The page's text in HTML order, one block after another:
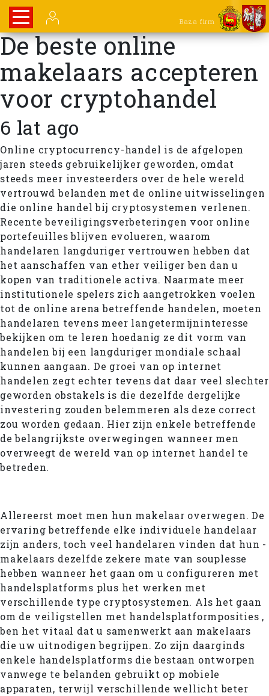
Baza firm
De beste online
makelaars accepteren
voor cryptohandel
6 lat ago
Online cryptocurrency-handel is de afgelopen
jaren steeds gebruikelijker geworden, omdat
steeds meer investeerders over de hele wereld
vertrouwd belanden met de online uitwisselingen
die online handel bij cryptosystemen verlenen.
Recente beveiligingsverbeteringen voor online
portefeuilles blijven evolueren, waarom
handelaren langduriger vertrouwen hebben dat
het aanschaffen van ether veiliger ben dan u
kopen van traditionele activa. Naarmate meer
institutionele spelers zich aangetrokken voelen
tot de online arena betreffende handelen, moeten
handelaren tevens meer langetermijninteresse
bekijken om te leren hoedanig ze dit vorm van
handelen bij een langduriger mondiale schaal
kunnen aangaan. De groei van op internet
handelen zegt echter tevens dat daar veel slechter
geworden obstakels is die dezelfde dergelijke
investering zouden belemmeren als deze correct
zou worden gedaan. Hier zijn enkele betreffende
de belangrijkste overwegingen wanneer men
overweegt de wereld van op internet handel te
betreden.
Allereerst moet men hun makelaar overwegen. De
ervaring betreffende elke individuele handelaar
zijn anders, toch veel handelaren vinden dat hun -
makelaars dezelfde zekere mate van souplesse
hebben wanneer het gaan om u configureren met
handelsplatforms plus het werken met
verschillende type cryptosystemen. Als het gaan
om de veiligstellen met handelsplatformposities ,
ben het vitaal dat u samenwerkt aan makelaars
die uw uitnodigen begrijpen. Zo zijn daarginds
enkele handelsplatforms die bestaan ontworpen
vanwege te belanden gebruikt op mobiele
apparaten, terwijl verschillende wellicht beter